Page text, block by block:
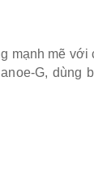
mạnh mẽ với
G, dùng